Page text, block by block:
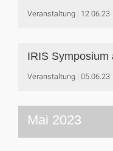
Veranstaltung 12.06.23
IRIS Symposium
Veranstaltung 05.06.23
Mai 2023